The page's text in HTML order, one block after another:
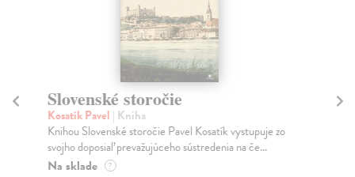
Slovenské storočie
Kosatík Pavel | Kniha
Knihou Slovenské storočie Pavel Kosatík vystupuje zo
svojho doposiaľ prevažujúceho sústredenia na če...
Na sklade ?